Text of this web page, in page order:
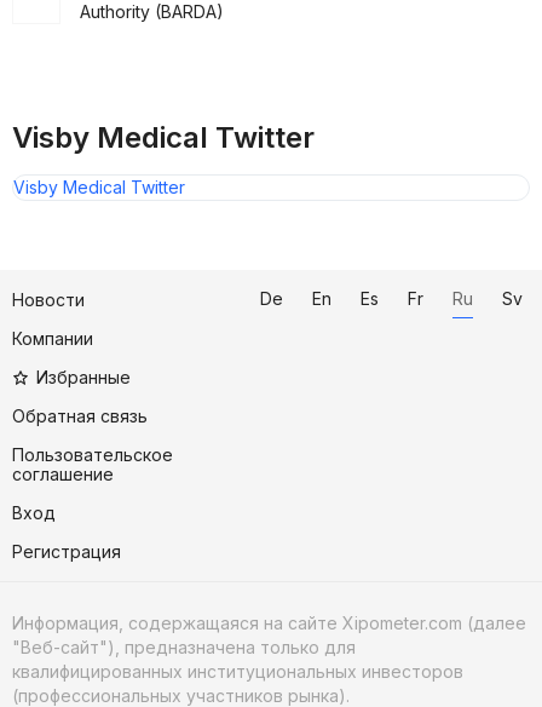
Authority (BARDA)
Visby Medical Twitter
Visby Medical Twitter
Новости
Компании
Избранные
Обратная связь
Пользовательское
соглашение
Вход
Регистрация
De En Es Fr Ru Sv
Информация, содержащаяся на сайте Xipometer.com (далее
"Веб-сайт"), предназначена только для
квалифицированных институциональных инвесторов
(профессиональных участников рынка).